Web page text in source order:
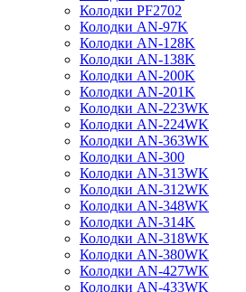
Колодки PF2702
Колодки AN-97K
Колодки AN-128K
Колодки AN-138K
Колодки AN-200K
Колодки AN-201K
Колодки AN-223WK
Колодки AN-224WK
Колодки AN-363WK
Колодки AN-300
Колодки AN-313WK
Колодки AN-312WK
Колодки AN-348WK
Колодки AN-314K
Колодки AN-318WK
Колодки AN-380WK
Колодки AN-427WK
Колодки AN-433WK